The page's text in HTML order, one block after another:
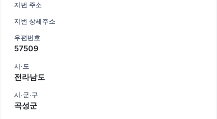
지번 주소
지번 상세주소
우편번호
57509
시·도
전라남도
시·군·구
곡성군